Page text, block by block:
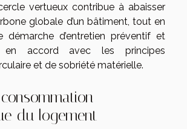
vertueux contribue à abaisser
globale d’un bâtiment, tout en
démarche d’entretien préventif et
en accord avec les principes
et de sobriété matérielle.
du logement